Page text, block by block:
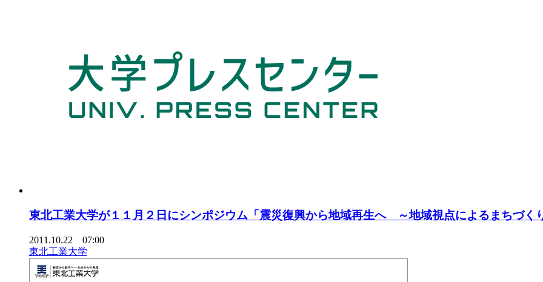
東北工業大学が１１月２日にシンポジウム「震災復興から地域再生へ ～地域視点によるまちづく
2011.10.22 07:00
東北工業大学